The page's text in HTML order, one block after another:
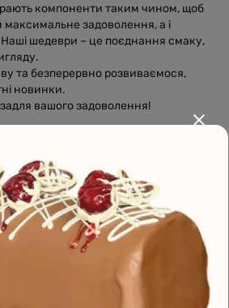
компоненти таким чином, щоб
максимальне задоволення, а і
Наші шедеври – це поєднання смаку,
та безперервно розвиваємося,
новинки.
вашого задоволення!
OpenStreetMap